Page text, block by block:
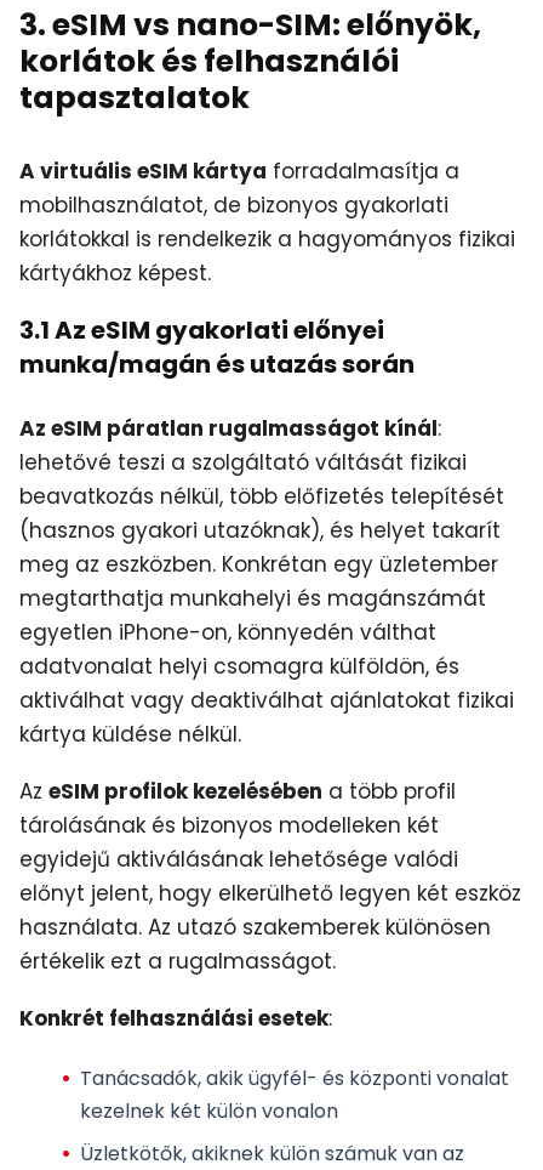
3. eSIM vs nano-SIM: előnyök,
korlátok és felhasználói
tapasztalatok
A virtuális eSIM kártya forradalmasítja a
mobilhasználatot, de bizonyos gyakorlati
korlátokkal is rendelkezik a hagyományos fizikai
kártyákhoz képest.
3.1 Az eSIM gyakorlati előnyei
munka/magán és utazás során
Az eSIM páratlan rugalmasságot kínál:
lehetővé teszi a szolgáltató váltását fizikai
beavatkozás nélkül, több előfizetés telepítését
(hasznos gyakori utazóknak), és helyet takarít
meg az eszközben. Konkrétan egy üzletember
megtarthatja munkahelyi és magánszámát
egyetlen iPhone-on, könnyedén válthat
adatvonalat helyi csomagra külföldön, és
aktiválhat vagy deaktiválhat ajánlatokat fizikai
kártya küldése nélkül.
Az eSIM profilok kezelésében a több profil
tárolásának és bizonyos modelleken két
egyidejű aktiválásának lehetősége valódi
előnyt jelent, hogy elkerülhető legyen két eszköz
használata. Az utazó szakemberek különösen
értékelik ezt a rugalmasságot.
Konkrét felhasználási esetek:
Tanácsadók, akik ügyfél- és központi vonalat
kezelnek két külön vonalon
Üzletkötők, akiknek külön számuk van az